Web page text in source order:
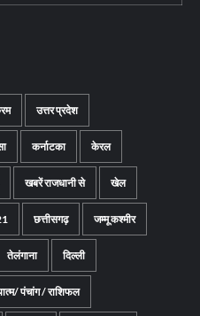
उत्तर प्रदेश
कर्नाटका केरल
खबरें राजधानी से खेल
छत्तीसगढ़ जम्मू कश्मीर
तेलंगाना दिल्ली
पंचांग / राशिफल